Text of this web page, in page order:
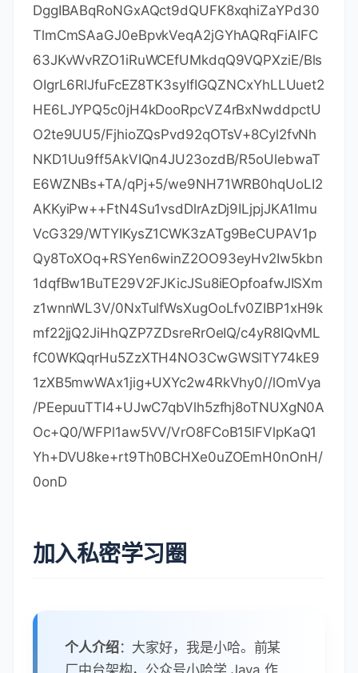
RB95aZ3EAPzBuQ2qPaNGm17pAX0Rd6MPR
gjp75IWwI9eA6aMEdPQEVN7uyOtM5zSsjoj7
9Lbu1fjShOnQZuJcsV8tqnayeFkNzv2LTOlofU
/Tbx502Ro073gGjoeRzNvrynAP03pL486P3K
CAyiNPhDs2z8/COMrxRlZW5mfzo0xsK0dQG
NH3UoG/9RVwHG4eS8LFpMTR9oetHZBAg
MBAAGjgZkwgZYwCQYDVR0TBAIwADAdBgN
VHQ4EFgQUJNoRIpb1hUHAk0foMSNM9MCE
Av8wSAYDVR0jBEEwP4AUo562SGdCEjZBvW
3gubSgUouX8bOhHKQaMBgxFjAUBgNVBAM
MDUpldFByb2ZpbGUgQ0GCCQDSbLGDsoN5
4TATBgNVHSUEDDAKBggrBgEFBQcDATALBg
NVHQ8EBAMCBaAwDQYJKoZIhvcNAQELBQA
DggIBABqRoNGxAQct9dQUFK8xqhiZaYPd30
TlmCmSAaGJ0eBpvkVeqA2jGYhAQRqFiAlFC
63JKvWvRZO1iRuWCEfUMkdqQ9VQPXziE/Bls
OIgrL6RlJfuFcEZ8TK3syIfIGQZNCxYhLLUuet2
HE6LJYPQ5c0jH4kDooRpcVZ4rBxNwddpctU
O2te9UU5/FjhioZQsPvd92qOTsV+8Cyl2fvNh
AKKyiPw++FtN4Su1vsdDlrAzDj9ILjpjJKA1Imu
1dqfBw1BuTE29V2FJKicJSu8iEOpfoafwJISXm
z1wnnWL3V/0NxTulfWsXugOoLfv0ZIBP1xH9k